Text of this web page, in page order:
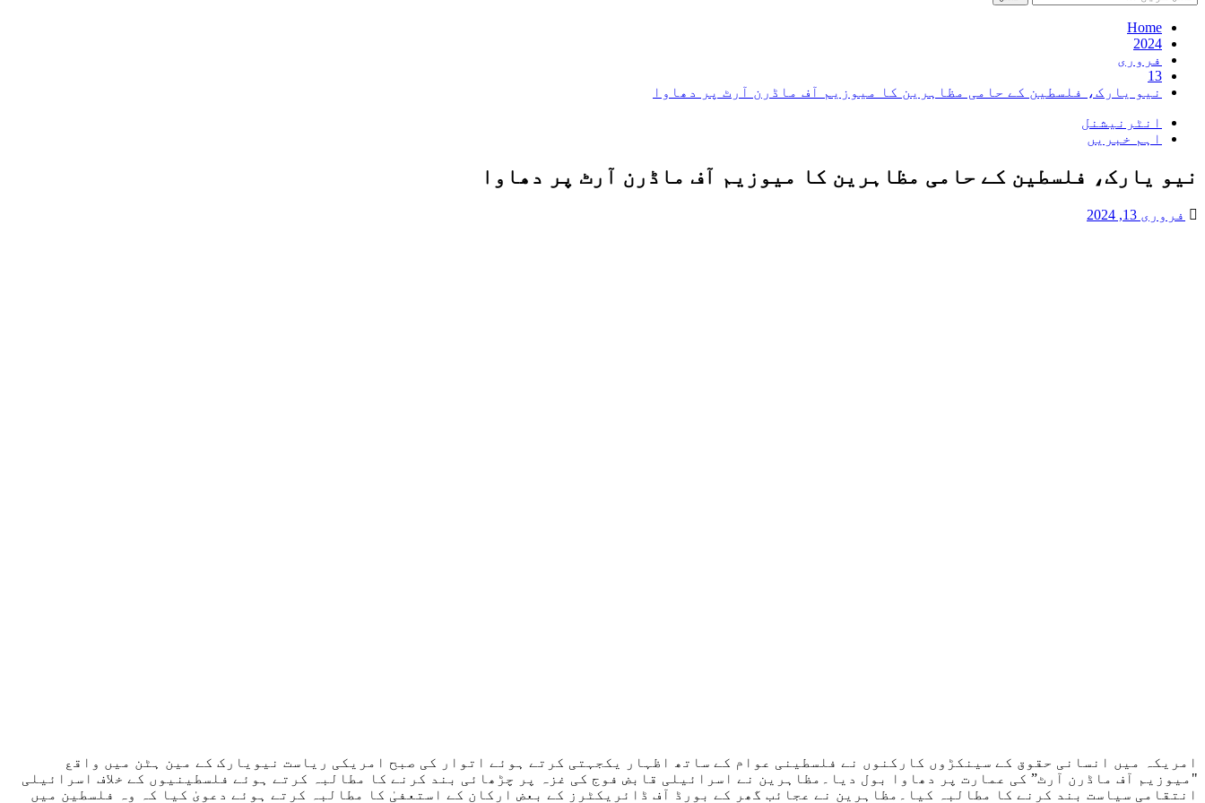
کریں
برائے:Home
2024
فروری
13
نیو یارک، فلسطین کے حامی مظاہرین کا میوزیم آف ماڈرن آرٹ پر دھاوا
انٹرنیشنل
اہم خبریں
نیو یارک، فلسطین کے حامی مظاہرین کا میوزیم آف ماڈرن آرٹ پر دھاوا
فروری 13, 2024
امریکہ میں انسانی حقوق کے سینکڑوں کارکنوں نے فلسطینی عوام کے ساتھ اظہار یکجہتی کرتے ہوئے اتوار کی صبح امریکی ریاست نیویارک کے مین ہٹن میں واقع
"میوزیم آف ماڈرن آرٹ” کی عمارت پر دھاوا بول دیا۔مظاہرین نے اسرائیلی قابض فوج کی غزہ پر چڑھائی بند کرنے کا مطالبہ کرتے ہوئے فلسطینیوں کے خلاف اسرائیلی
انتقامی سیاست بند کرنے کا مطالبہ کیا۔مظاہرین نے عجائب گھر کے بورڈ آف ڈائریکٹرز کے بعض ارکان کے استعفیٰ کا مطالبہ کرتے ہوئے دعویٰ کیا کہ وہ فلسطین میں